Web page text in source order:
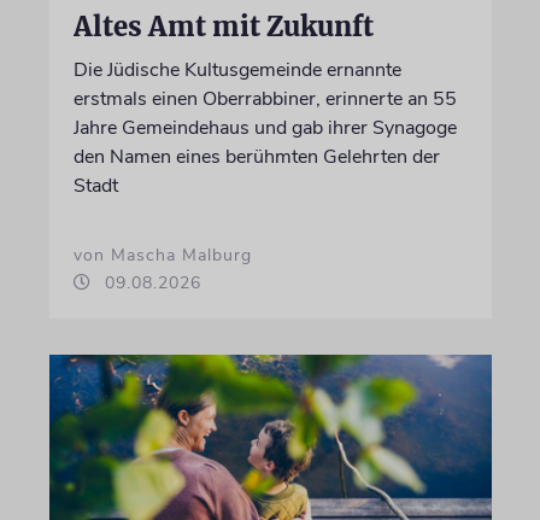
Altes Amt mit Zukunft
Die Jüdische Kultusgemeinde ernannte
erstmals einen Oberrabbiner, erinnerte an 55
Jahre Gemeindehaus und gab ihrer Synagoge
den Namen eines berühmten Gelehrten der
Stadt
von Mascha Malburg
09.08.2026